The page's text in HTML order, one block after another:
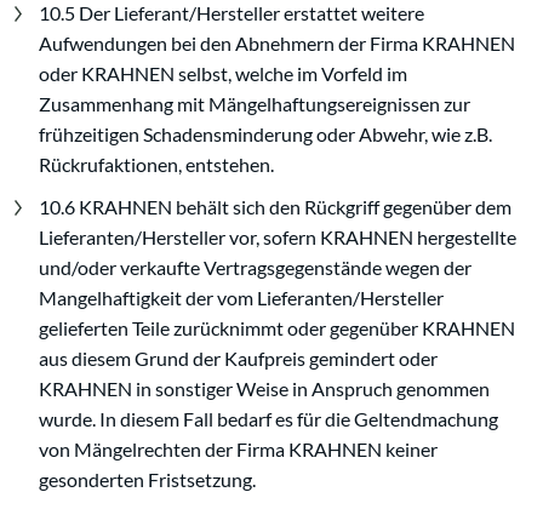
10.5 Der Lieferant/Hersteller erstattet weitere
Aufwendungen bei den Abnehmern der Firma KRAHNEN
oder KRAHNEN selbst, welche im Vorfeld im
Zusammenhang mit Mängelhaftungsereignissen zur
frühzeitigen Schadensminderung oder Abwehr, wie z.B.
Rückrufaktionen, entstehen.
10.6 KRAHNEN behält sich den Rückgriff gegenüber dem
Lieferanten/Hersteller vor, sofern KRAHNEN hergestellte
und/oder verkaufte Vertragsgegenstände wegen der
Mangelhaftigkeit der vom Lieferanten/Hersteller
gelieferten Teile zurücknimmt oder gegenüber KRAHNEN
aus diesem Grund der Kaufpreis gemindert oder
KRAHNEN in sonstiger Weise in Anspruch genommen
wurde. In diesem Fall bedarf es für die Geltendmachung
von Mängelrechten der Firma KRAHNEN keiner
gesonderten Fristsetzung.